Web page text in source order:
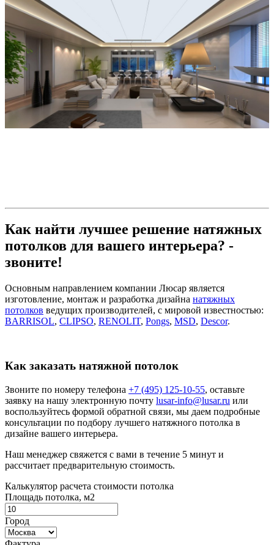
Как найти лучшее решение натяжных
потолков для вашего интерьера? -
звоните!
Основным направлением компании Люсар является
изготовление, монтаж и разработка дизайна натяжных
потолков ведущих производителей, с мировой известностью:
BARRISOL, CLIPSO, RENOLIT, Pongs, MSD, Descor.
Как заказать натяжной потолок
Звоните по номеру телефона +7 (495) 125-10-55, оставьте
заявку на нашу электронную почту lusar-info@lusar.ru или
воспользуйтесь формой обратной связи, мы даем подробные
консультации по подбору лучшего натяжного потолка в
дизайне вашего интерьера.
Наш менеджер свяжется с вами в течение 5 минут и
рассчитает предварительную стоимость.
Калькулятор расчета стоимости потолка
Площадь потолка, м2
Город